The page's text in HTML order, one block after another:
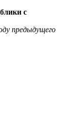
с
предыдущего